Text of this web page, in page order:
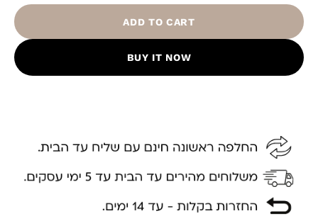
ADD TO CART
BUY IT NOW